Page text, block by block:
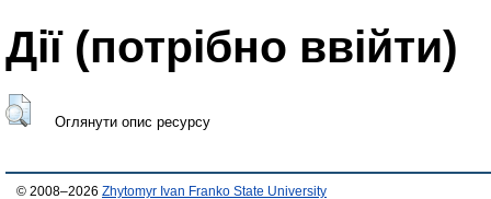
Дії ​​(потрібно ввійти)
Оглянути опис ресурсу
© 2008–2026 Zhytomyr Ivan Franko State University